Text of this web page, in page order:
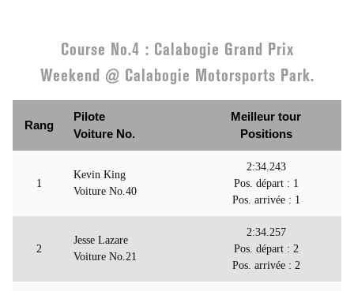
Course No.4 : Calabogie Grand Prix
Weekend @ Calabogie Motorsports Park.
Rang
Pilote
Voiture No.
Meilleur tour
Positions
1
Kevin King
Voiture No.40
2:34.243
Pos. départ : 1
Pos. arrivée : 1
2
Jesse Lazare
Voiture No.21
2:34.257
Pos. départ : 2
Pos. arrivée : 2